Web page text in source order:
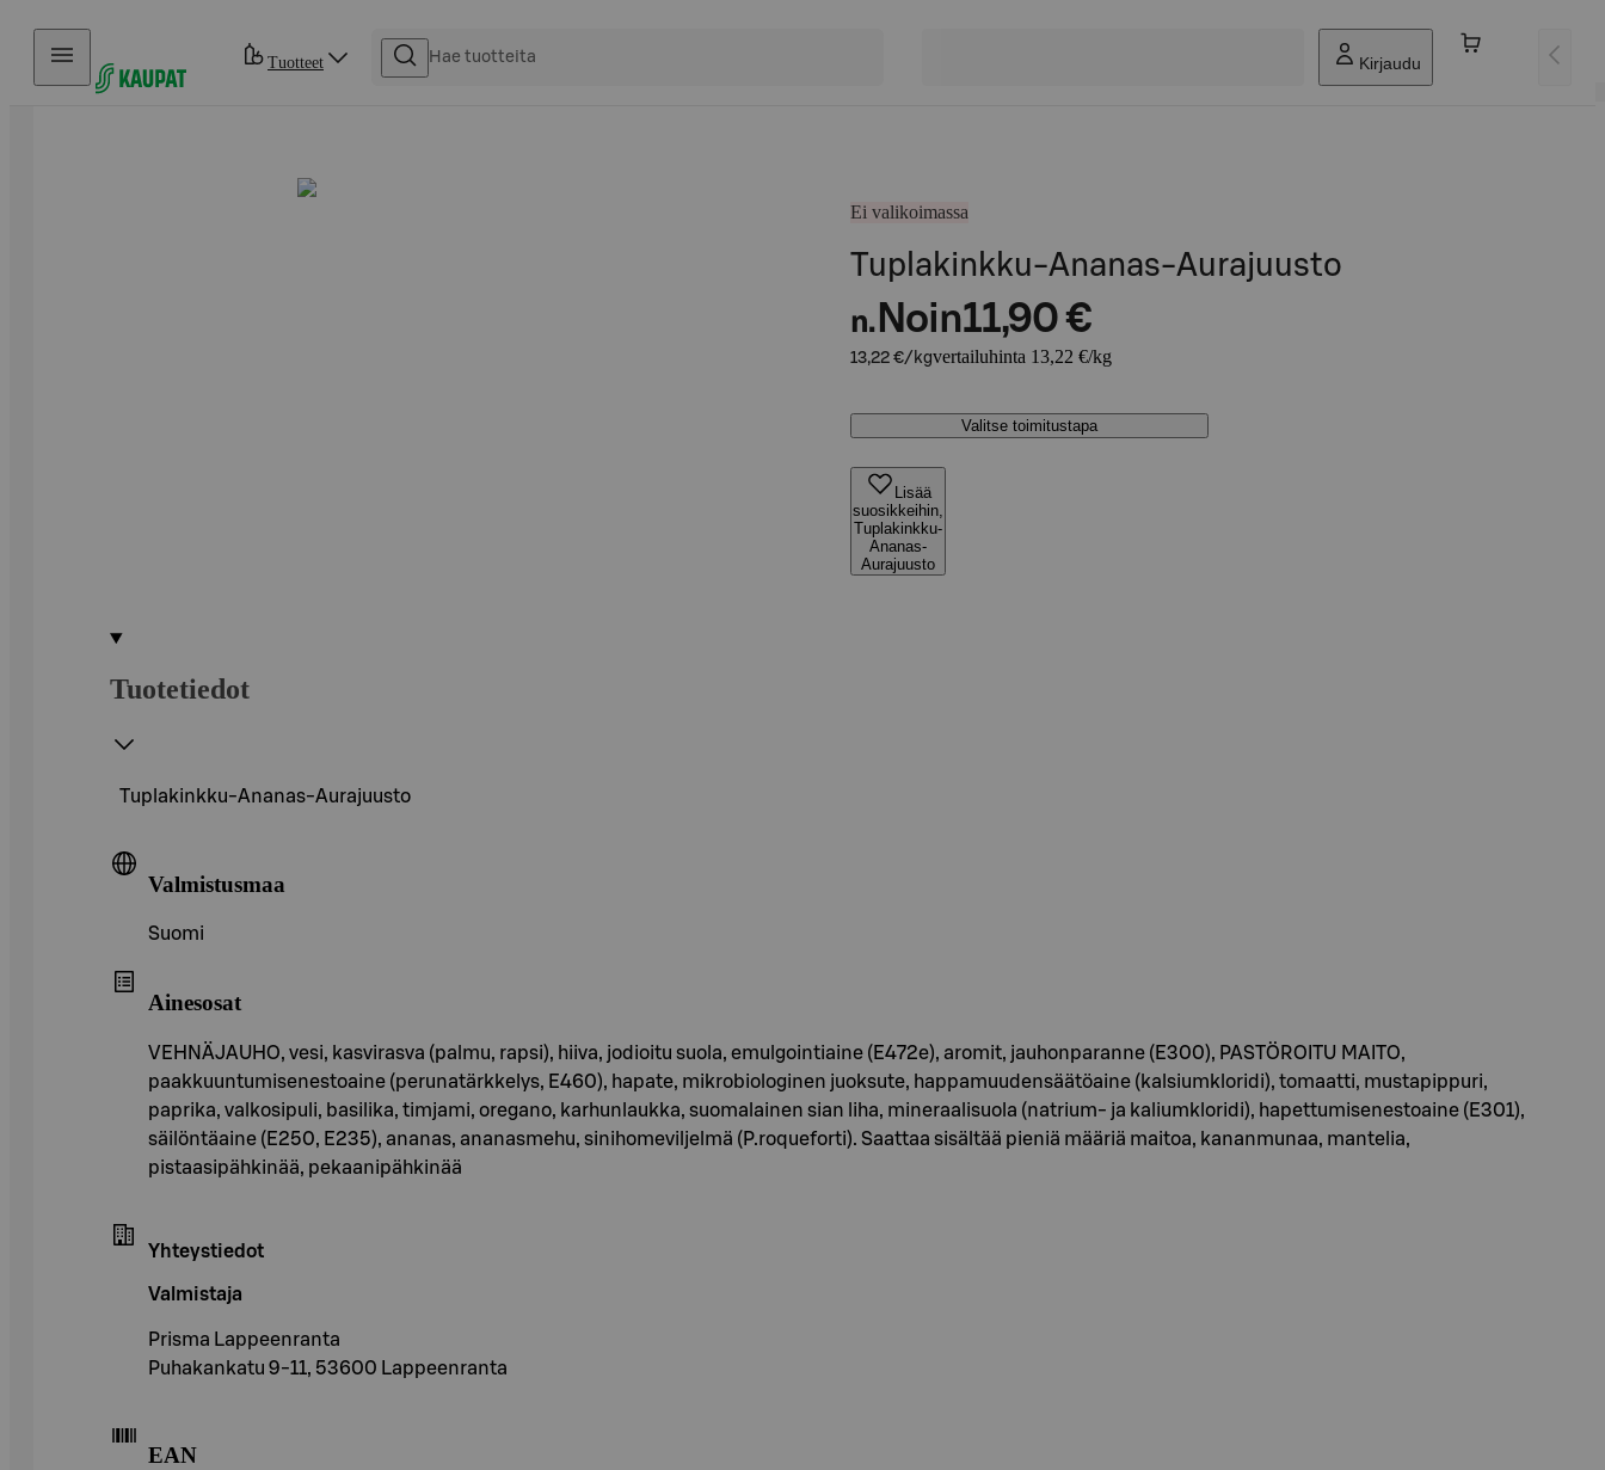
Hyppää sisältöön
Tuotteet Kirjaudu
Ei valikoimassa
Tuplakinkku-Ananas-Aurajuusto
n. Noin11,90 €
13,22 €/kgvertailuhinta 13,22 €/kg
Valitse toimitustapa
Lisää
suosikkeihin,
Tuplakinkku-
Ananas-
Aurajuusto
Tuotetiedot
Tuplakinkku-Ananas-Aurajuusto
Valmistusmaa
Suomi
Ainesosat
VEHNÄJAUHO, vesi, kasvirasva (palmu, rapsi), hiiva, jodioitu suola, emulgointiaine (E472e), aromit, jauhonparanne (E300), PASTÖROITU MAITO,
paakkuuntumisenestoaine (perunatärkkelys, E460), hapate, mikrobiologinen juoksute, happamuudensäätöaine (kalsiumkloridi), tomaatti, mustapippuri,
paprika, valkosipuli, basilika, timjami, oregano, karhunlaukka, suomalainen sian liha, mineraalisuola (natrium- ja kaliumkloridi), hapettumisenestoaine (E301),
säilöntäaine (E250, E235), ananas, ananasmehu, sinihomeviljelmä (P.roqueforti). Saattaa sisältää pieniä määriä maitoa, kananmunaa, mantelia,
pistaasipähkinää, pekaanipähkinää
Yhteystiedot
Valmistaja
Prisma Lappeenranta
Puhakankatu 9-11, 53600 Lappeenranta
EAN